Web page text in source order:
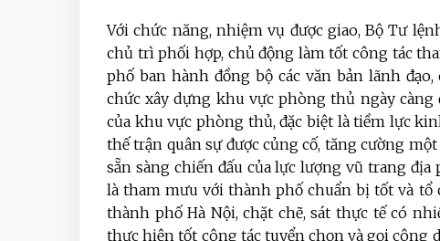
Với chức năng, nhiệm vụ được giao, Bộ Tư
chủ trì phối hợp, chủ động làm tốt công tác
phố ban hành đồng bộ các văn bản lãnh
chức xây dựng khu vực phòng thủ ngày càng
của khu vực phòng thủ, đặc biệt là tiềm lực
thế trận quân sự được củng cố, tăng cường
sẵn sàng chiến đấu của lực lượng vũ trang
là tham mưu với thành phố chuẩn bị tốt và
thành phố Hà Nội, chặt chẽ, sát thực tế có
thực hiện tốt công tác tuyển chọn và gọi công